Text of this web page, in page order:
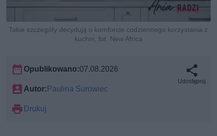
Takie szczegóły decydują o komforcie codziennego korzystania z
kuchni, fot. New Africa
Opublikowano:07.08.2026
Autor: Paulina Surowiec
Drukuj
Udostępnij